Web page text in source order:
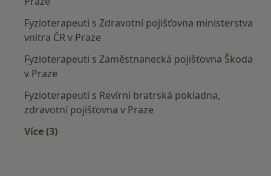
Fyzioterapeuti s Zdravotní pojišťovna ministerstva
vnitra ČR v Praze
Fyzioterapeuti s Zaměstnanecká pojišťovna Škoda
v Praze
Fyzioterapeuti s Revírní bratrská pokladna,
zdravotní pojišťovna v Praze
Více (3)